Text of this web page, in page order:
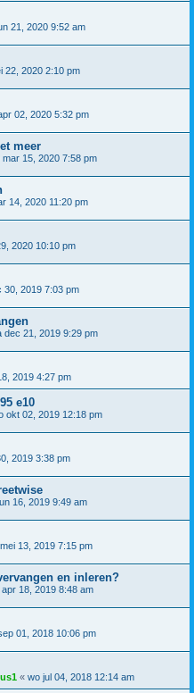
21, 2020 9:52 am
22, 2020 2:10 pm
02, 2020 5:32 pm
meer
mar 15, 2020 7:58 pm
14, 2020 11:20 pm
2020 10:10 pm
30, 2019 7:03 pm
dec 21, 2019 9:29 pm
2019 4:27 pm
e10
okt 02, 2019 12:18 pm
2019 3:38 pm
16, 2019 9:49 am
13, 2019 7:15 pm
en inleren?
apr 18, 2019 8:48 am
01, 2018 10:06 pm
« wo jul 04, 2018 12:14 am